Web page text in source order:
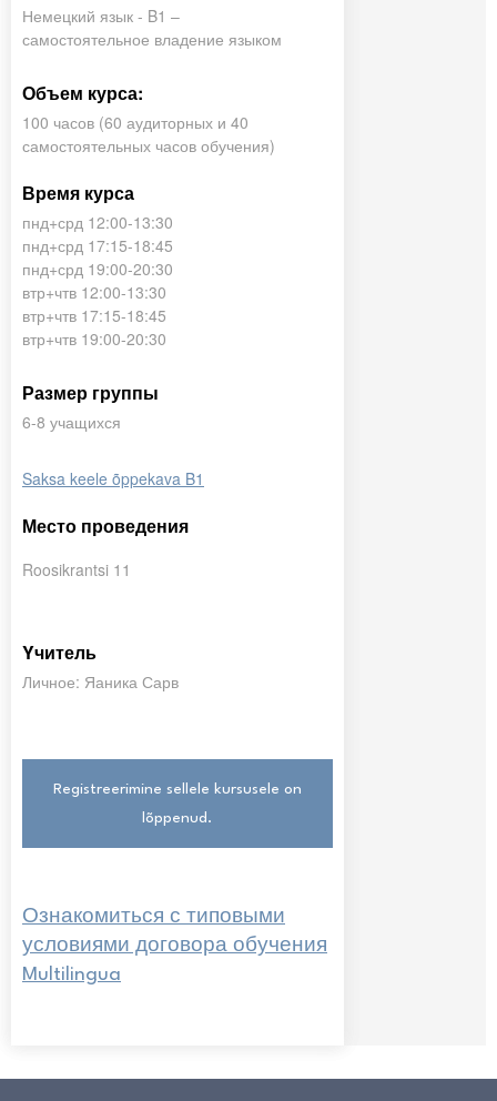
Немецкий язык - B1 –
самостоятельное владение языком
Объем курса:
100 часов (60 аудиторных и 40
самостоятельных часов обучения)
Место проведения
Roosikrantsi 11
Yчитель
Личное: Яаника Сарв
Время курса
пнд+срд 12:00-13:30
пнд+срд 17:15-18:45
пнд+срд 19:00-20:30
втр+чтв 12:00-13:30
втр+чтв 17:15-18:45
втр+чтв 19:00-20:30
Размер группы
6-8 учащихся
Saksa keele õppekava B1
Registreerimine sellele kursusele on
lõppenud.
Ознакомиться с типовыми
условиями договора обучения
Multilingua